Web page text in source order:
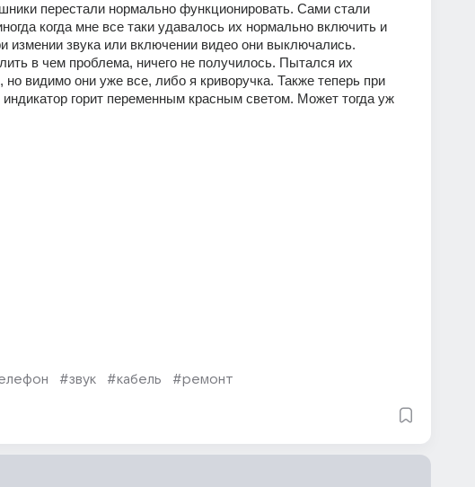
перестали нормально функционировать. Сами стали
когда мне все таки удавалось их нормально включить и
измении звука или включении видео они выключались.
в чем проблема, ничего не получилось. Пытался их
но видимо они уже все, либо я криворучка. Также теперь при
горит переменным красным светом. Может тогда уж
#звук #кабель #ремонт